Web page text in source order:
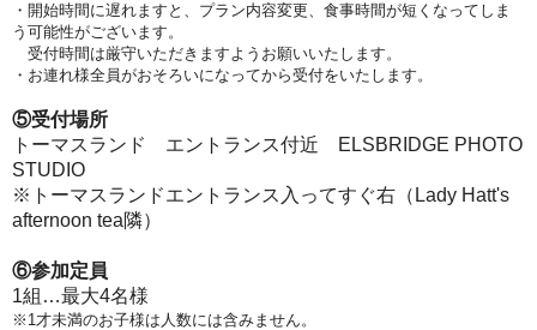
・開始時間に遅れますと、プラン内容変更、食事時間が短くなってしま
う可能性がございます。
受付時間は厳守いただきますようお願いいたします。
・お連れ様全員がおそろいになってから受付をいたします。
⑤受付場所
トーマスランド エントランス付近 ELSBRIDGE PHOTO
STUDIO
※トーマスランドエントランス入ってすぐ右（Lady Hatt's
afternoon tea隣）
⑥参加定員
1組…最大4名様
※1才未満のお子様は人数には含みません。